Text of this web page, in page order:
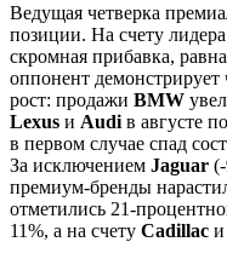
Ведущая четверка
позиции. На счету
скромная прибавка,
оппонент
рост: продажи BMW
Lexus и Audi в августе
в первом случае спад
За исключением Jaguar
премиум-бренды
отметились 21-
11%, а на счету Cadillac и